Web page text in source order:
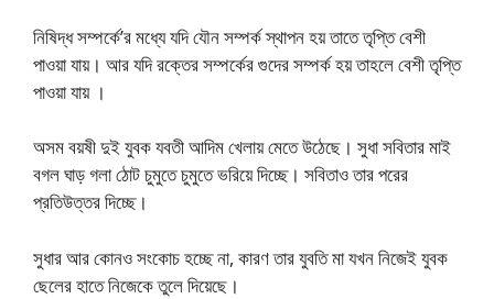
নিষিদ্ধ সম্পর্কে’র মধ্যে যদি যৌন সম্পর্ক স্থাপন হয় তাতে তৃপ্তি বেশী
পাওয়া যায়। আর যদি রক্তের সম্পর্কের গুদের সম্পর্ক হয় তাহলে বেশী তৃপ্তি
পাওয়া যায় ।
অসম বয়ষী দুই যুবক যবতী আদিম খেলায় মেতে উঠেছে। সুধা সবিতার মাই
বগল ঘাড় গলা ঠোট চুমুতে চুমুতে ভরিয়ে দিচ্ছে। সবিতাও তার পরের
প্রতিউত্তর দিচ্ছে।
সুধার আর কোনও সংকোচ হচ্ছে না, কারণ তার যুবতি মা যখন নিজেই যুবক
ছেলের হাতে নিজেকে তুলে দিয়েছে।